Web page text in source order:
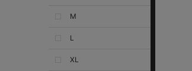
M
L
XL